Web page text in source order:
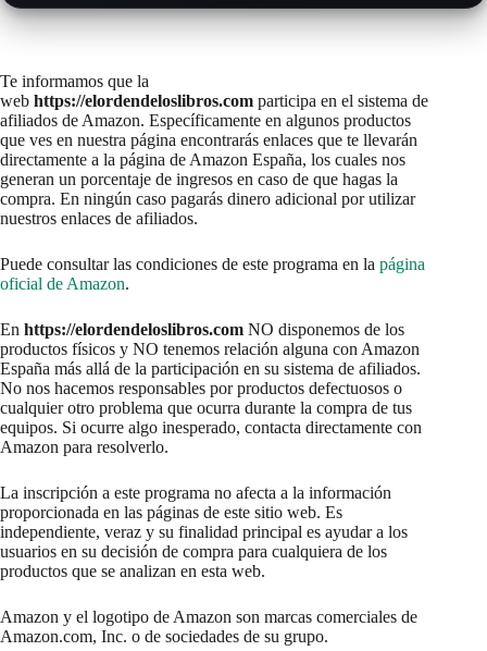
Te informamos que la
web https://elordendeloslibros.com participa en el sistema de
afiliados de Amazon. Específicamente en algunos productos
que ves en nuestra página encontrarás enlaces que te llevarán
directamente a la página de Amazon España, los cuales nos
generan un porcentaje de ingresos en caso de que hagas la
compra. En ningún caso pagarás dinero adicional por utilizar
nuestros enlaces de afiliados.
Puede consultar las condiciones de este programa en la página
oficial de Amazon.
En https://elordendeloslibros.com NO disponemos de los
productos físicos y NO tenemos relación alguna con Amazon
España más allá de la participación en su sistema de afiliados.
No nos hacemos responsables por productos defectuosos o
cualquier otro problema que ocurra durante la compra de tus
equipos. Si ocurre algo inesperado, contacta directamente con
Amazon para resolverlo.
La inscripción a este programa no afecta a la información
proporcionada en las páginas de este sitio web. Es
independiente, veraz y su finalidad principal es ayudar a los
usuarios en su decisión de compra para cualquiera de los
productos que se analizan en esta web.
Amazon y el logotipo de Amazon son marcas comerciales de
Amazon.com, Inc. o de sociedades de su grupo.